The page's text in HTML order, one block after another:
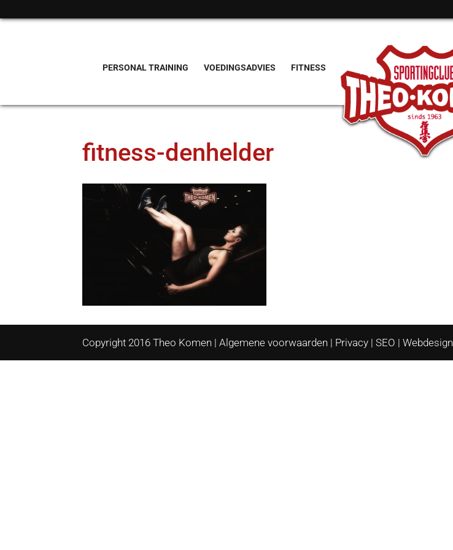
PERSONAL TRAINING VOEDINGSADVIES FITNESS
fitness-denhelder
Copyright 2016 Theo Komen |Algemene voorwaarden | Privacy |SEO |Webdesign